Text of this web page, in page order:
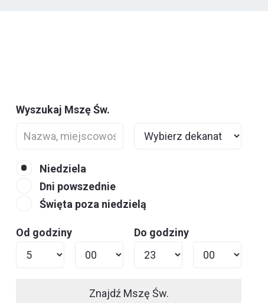
Wyszukaj Mszę Św.
Niedziela
Dni powszednie
Święta poza niedzielą
Od godziny Do godziny
Znajdź Mszę Św.